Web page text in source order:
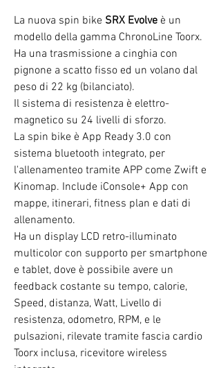
La nuova spin bike SRX Evolve è un
modello della gamma ChronoLine Toorx.
Ha una trasmissione a cinghia con
pignone a scatto fisso ed un volano dal
peso di 22 kg (bilanciato).
Il sistema di resistenza è elettro-
magnetico su 24 livelli di sforzo.
La spin bike è App Ready 3.0 con
sistema bluetooth integrato, per
l'allenamenteo tramite APP come Zwift e
Kinomap. Include iConsole+ App con
mappe, itinerari, fitness plan e dati di
allenamento.
Ha un display LCD retro-illuminato
multicolor con supporto per smartphone
e tablet, dove è possibile avere un
feedback costante su tempo, calorie,
Speed, distanza, Watt, Livello di
resistenza, odometro, RPM, e le
pulsazioni, rilevate tramite fascia cardio
Toorx inclusa, ricevitore wireless